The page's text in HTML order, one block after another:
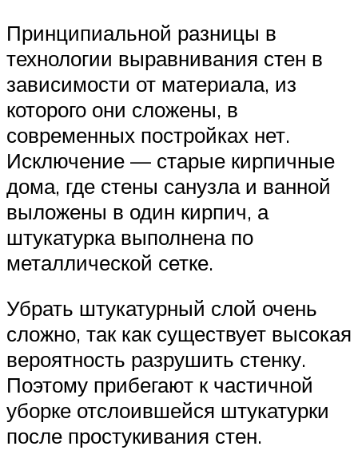
Принципиальной разницы в
технологии выравнивания стен в
зависимости от материала, из
которого они сложены, в
современных постройках нет.
Исключение — старые кирпичные
дома, где стены санузла и ванной
выложены в один кирпич, а
штукатурка выполнена по
металлической сетке.
Убрать штукатурный слой очень
сложно, так как существует высокая
вероятность разрушить стенку.
Поэтому прибегают к частичной
уборке отслоившейся штукатурки
после простукивания стен.